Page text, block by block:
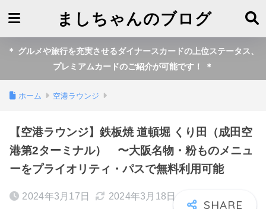
ましちゃんのブログ
＊ グルメや旅行を充実させるダイナースカードの上位ステータス、
プレミアムカードのご紹介が可能です！ ＊
ホーム 空港ラウンジ
【空港ラウンジ】鉄板焼 道頓堀 くり田（成田空
港第2ターミナル） 〜大阪名物・粉ものメニュ
ーをプライオリティ・パスで無料利用可能
2024年3月17日 2024年3月18日